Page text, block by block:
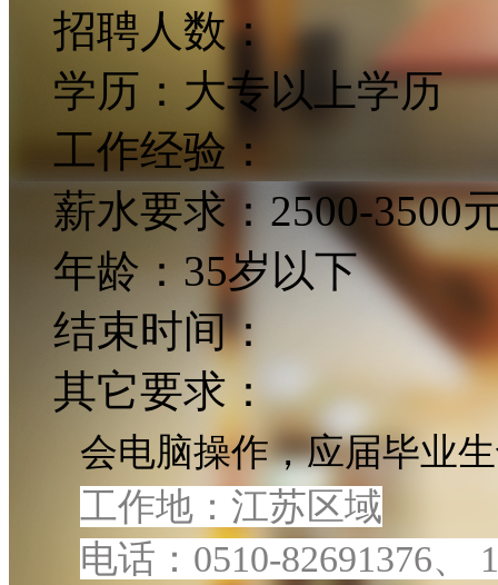
招聘人数：
学历： 大专以上学历
工作经验：
薪水要求： 2500-3500
年龄：35岁以下
结束时间：
其它要求：
会电脑操作，应届毕业
工作地：江苏区域
电话： 0510-82691376、